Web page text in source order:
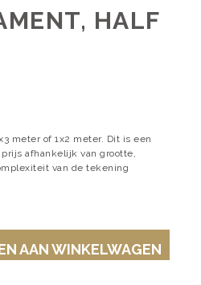
HALF
meter of 1x2 meter. Dit is een
afhankelijk van grootte,
van de tekening
AAN WINKELWAGEN